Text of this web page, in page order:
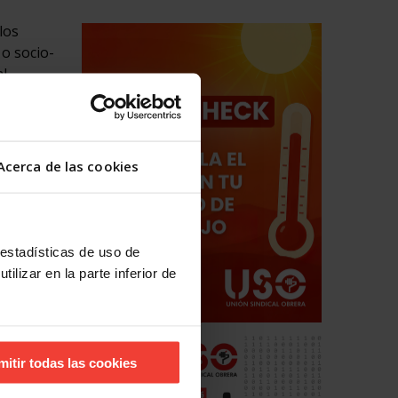
de las cookies
de uso de
en la parte inferior de
todas las cookies
socio-
un
que